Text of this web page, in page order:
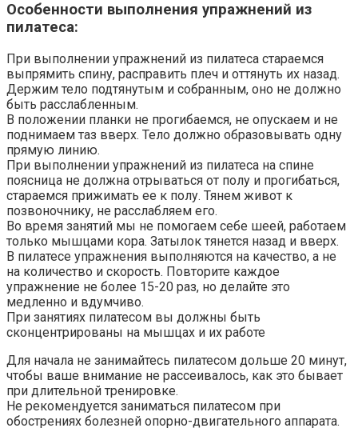
Особенности выполнения упражнений из
пилатеса:
При выполнении упражнений из пилатеса стараемся
выпрямить спину, расправить плеч и оттянуть их назад.
Держим тело подтянутым и собранным, оно не должно
быть расслабленным.
В положении планки не прогибаемся, не опускаем и не
поднимаем таз вверх. Тело должно образовывать одну
прямую линию.
При выполнении упражнений из пилатеса на спине
поясница не должна отрываться от полу и прогибаться,
стараемся прижимать ее к полу. Тянем живот к
позвоночнику, не расслабляем его.
Во время занятий мы не помогаем себе шеей, работаем
только мышцами кора. Затылок тянется назад и вверх.
В пилатесе упражнения выполняются на качество, а не
на количество и скорость. Повторите каждое
упражнение не более 15-20 раз, но делайте это
медленно и вдумчиво.
При занятиях пилатесом вы должны быть
сконцентрированы на мышцах и их работе
Для начала не занимайтесь пилатесом дольше 20 минут,
чтобы ваше внимание не рассеивалось, как это бывает
при длительной тренировке.
Не рекомендуется заниматься пилатесом при
обострениях болезней опорно-двигательного аппарата.